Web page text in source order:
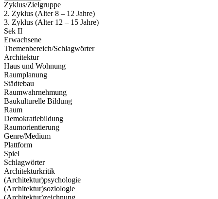
Zyklus/Zielgruppe
2. Zyklus (Alter 8 – 12 Jahre)
3. Zyklus (Alter 12 – 15 Jahre)
Sek II
Erwachsene
Themenbereich/Schlagwörter
Architektur
Haus und Wohnung
Raumplanung
Städtebau
Raumwahrnehmung
Baukulturelle Bildung
Raum
Demokratiebildung
Raumorientierung
Genre/Medium
Plattform
Spiel
Schlagwörter
Architekturkritik
(Architektur)psychologie
(Architektur)soziologie